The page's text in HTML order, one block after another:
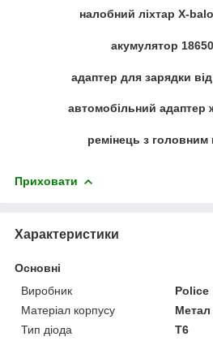
налобний ліхтар X-
акумулятор
адаптер для зарядки
автомобільний адаптер
ремінець з головним
Приховати
Характеристики
Основні
Виробник
Police
Матеріал корпусу
Метал
Тип діода
T6